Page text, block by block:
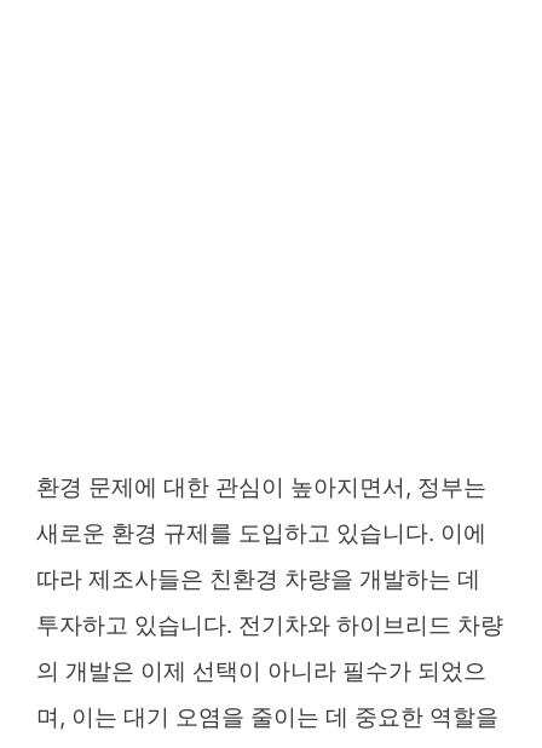
환경 문제에 대한 관심이 높아지면서, 정부는
새로운 환경 규제를 도입하고 있습니다. 이에
따라 제조사들은 친환경 차량을 개발하는 데
투자하고 있습니다. 전기차와 하이브리드 차량
의 개발은 이제 선택이 아니라 필수가 되었으
며, 이는 대기 오염을 줄이는 데 중요한 역할을